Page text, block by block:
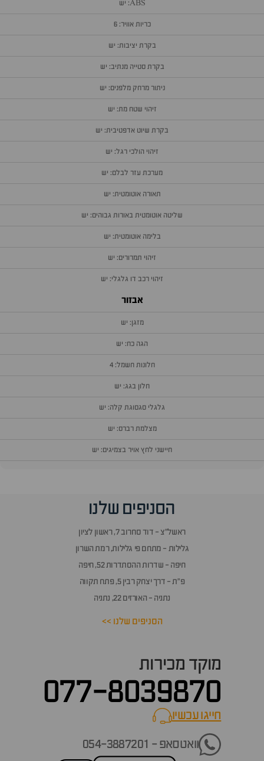
ABS: יש
כריות אוויר: 6
בקרת יציבות: יש
בקרת סטייה מנתיב: יש
ניתור מרחק מלפנים: יש
זיהוי שטח מת: יש
בקרת שיוט אדפטיבית: יש
זיהוי הולכי רגל: יש
מערכת עזר לבלם: יש
תאורה אוטומטית: יש
שליטה אוטומטית באורות גבוהים: יש
בלימה אוטומטית: יש
זיהוי תמרורים: יש
זיהוי רכב דו גלגלי: יש
אבזור
מזגן: יש
הגה כח: יש
חלונות חשמל: 4
חלון בגג: יש
גלגלי סגסוגת קלה: יש
מצלמת רברס: יש
חיישני לחץ אויר בצמיגים: יש
הסניפים שלנו
ראשל״צ - דוד סחרוב 7, ראשון לציון
גלילות - מתחם פי גלילות, רמת השרון
חיפה - שדרות ההסתדרות 52, חיפה
פ״ת - דרך יצחק רבין 5, פתח תקווה
נתניה - האורזים 22, נתניה
הסניפים שלנו >>
מוקד מכירות
077-8039870
חייגו עכשיוcall now
וואטסאפ - 054-3887201